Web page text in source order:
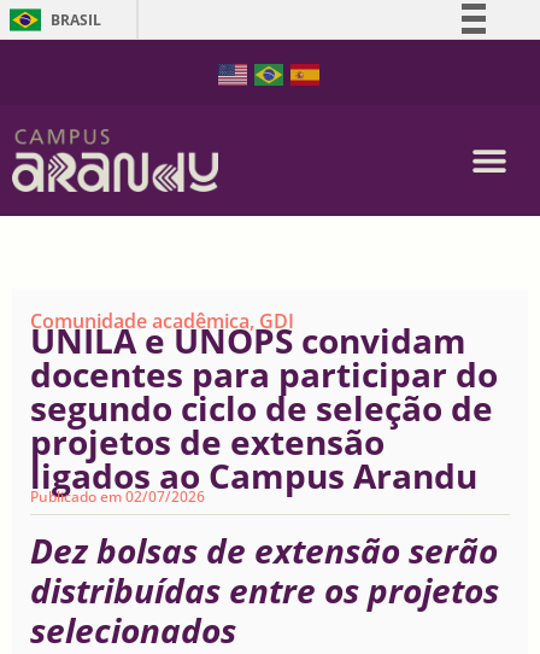
BRASIL
Comunidade acadêmica, GDI
UNILA e UNOPS convidam
docentes para participar do
segundo ciclo de seleção de
projetos de extensão
ligados ao Campus Arandu
Publicado em02/07/2026
Dez bolsas de extensão serão
distribuídas entre os projetos
selecionados